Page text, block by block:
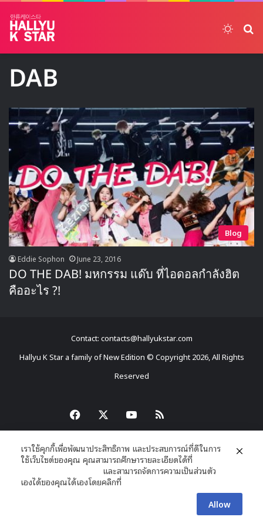
DAB
Blog
Eddie Sophon June 23, 2016
DO THE DAB! มหกรรม แด๊บ ที่ไอดอลกำลังฮิต
คืออะไร ?!
Contact: contacts@hallyukstar.com
Hallyu K Star a family of New Edition © Copyright 2026, All Rights
Reserved
Facebook YouTube
RSS
เราใช้คุกกี้เพื่อพัฒนาประสิทธิภาพ และประสบการณ์ที่ดีในการ
ใช้เว็บไซต์ของคุณ คุณสามารถศึกษารายละเอียดได้ที่
และสามารถจัดการความเป็นส่วนตัว
เองได้ของคุณได้เองโดยคลิกที่
Allow